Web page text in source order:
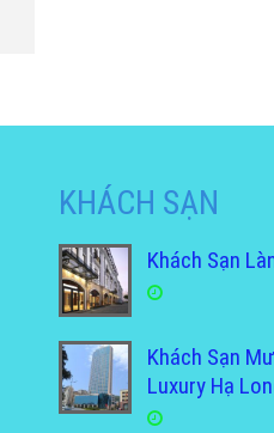
KHÁCH SẠN
Khách Sạn
Khách Sạn
Luxury Hạ